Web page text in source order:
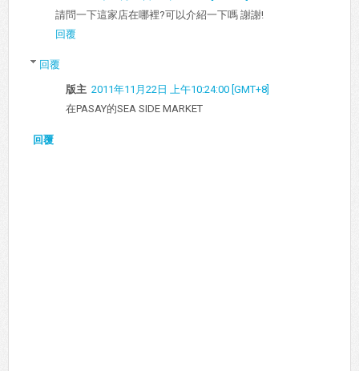
請問一下這家店在哪裡?可以介紹一下嗎 謝謝!
回覆
回覆
版主 2011年11月22日 上午10:24:00 [GMT+8]
在PASAY的SEA SIDE MARKET
回覆